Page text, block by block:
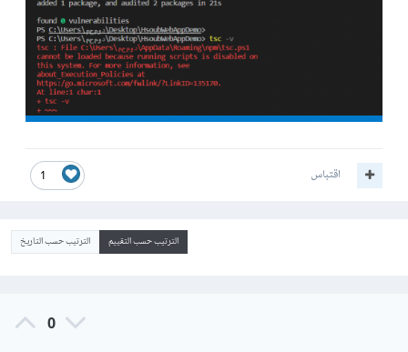
1 اقتباس
الترتيب حسب التقييم الترتيب حسب التاريخ
0